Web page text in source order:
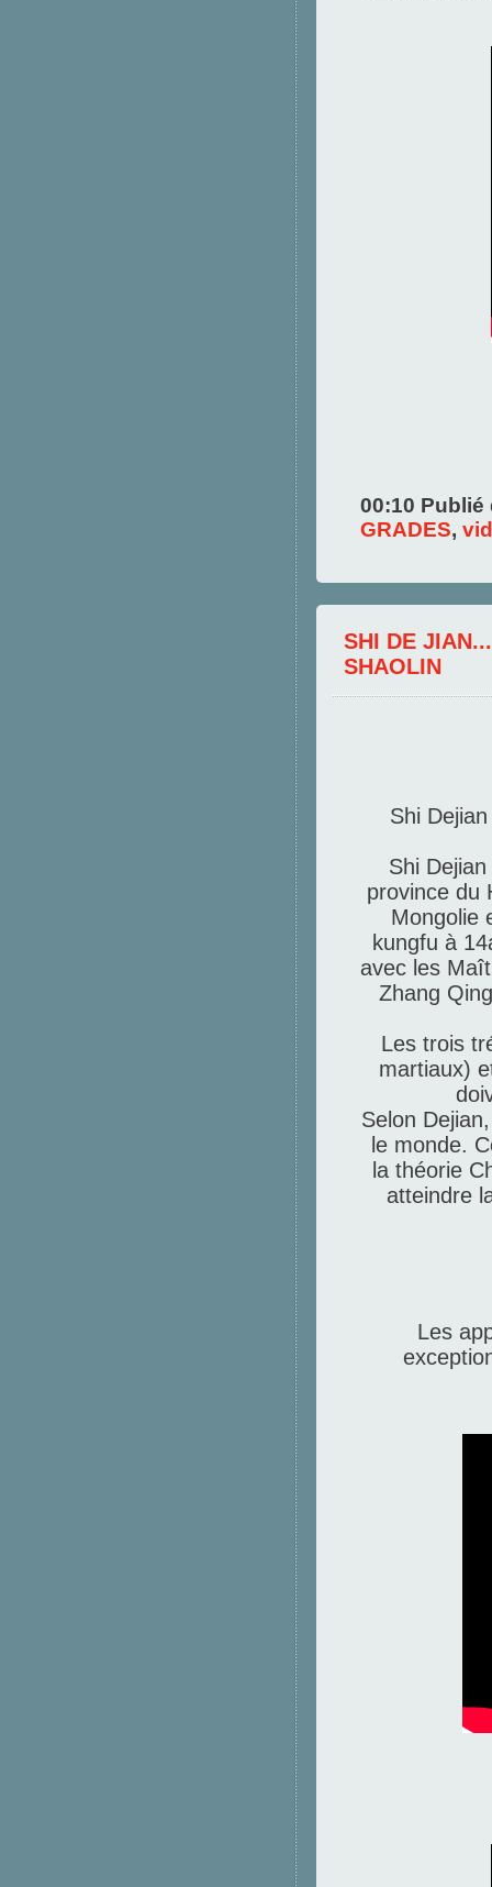
00:10
GRADES,
SHI DE
SHAOLIN
Shi
Shi
province du
Mongolie
kungfu à
avec les
Zhang
Les trois
martiaux)
Selon
le monde.
la théorie
atteindre
Les